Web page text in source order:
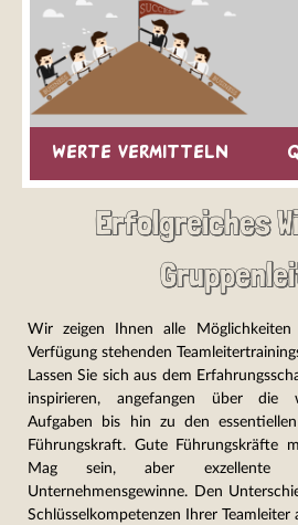
werte vermitteln
Erfolgreiches
Wir zeigen Ihnen alle
Verfügung stehenden
Lassen Sie sich aus dem
inspirieren, angefangen über die
Aufgaben bis hin zu den
Führungskraft. Gute Führungskräfte
Mag sein, aber exzellente
Unternehmensgewinne. Den
Schlüsselkompetenzen Ihrer Teamleiter